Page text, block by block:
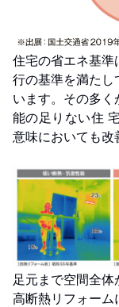
住宅の省エネ基
行の基準を満たし
います。その多
能の足りない住
意味においても改
足元まで空間全体
高断熱リフォー